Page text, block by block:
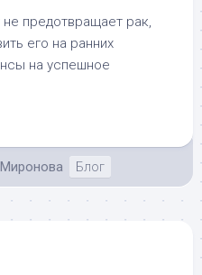
предотвращает рак,
его на ранних
на успешное
Блог